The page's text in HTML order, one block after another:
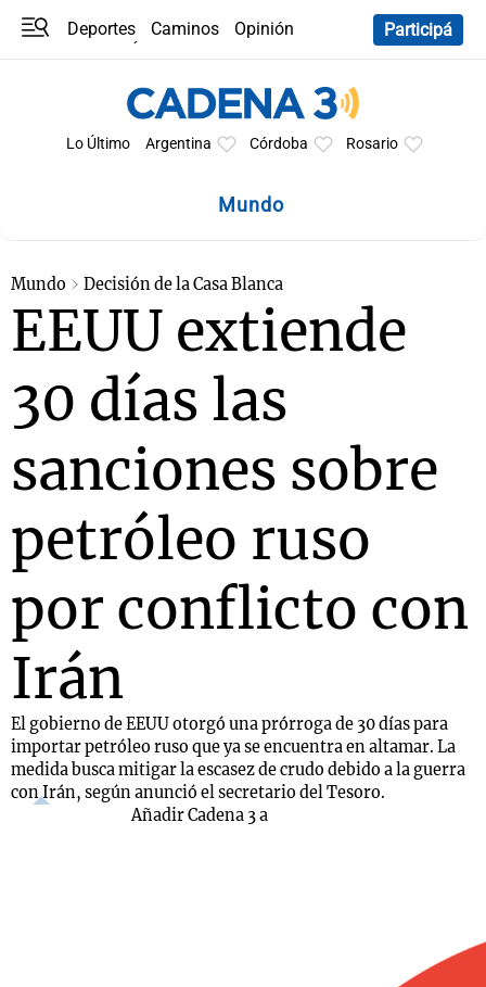
Deportes Caminos
Opinión
Participá
Lo Último Argentina Córdoba Rosario
Mundo
Mundo Decisión de la Casa Blanca
EEUU extiende
30 días las
sanciones sobre
petróleo ruso
por conflicto con
Irán
El gobierno de EEUU otorgó una prórroga de 30 días para
importar petróleo ruso que ya se encuentra en altamar. La
medida busca mitigar la escasez de crudo debido a la guerra
con Irán, según anunció el secretario del Tesoro.
Añadir Cadena 3 a